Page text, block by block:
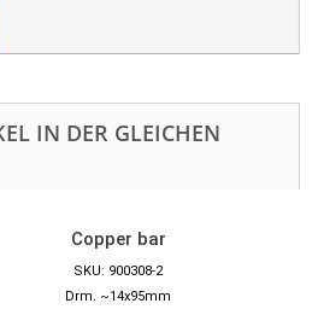
IN DER GLEICHEN
Copper bar
SKU: 900308-2
Drm. ~14x95mm